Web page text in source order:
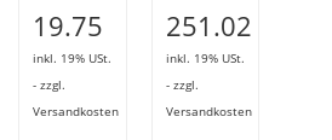
19.75
inkl. 19% USt.
- zzgl.
Versandkosten
251.02
inkl. 19% USt.
- zzgl.
Versandkosten